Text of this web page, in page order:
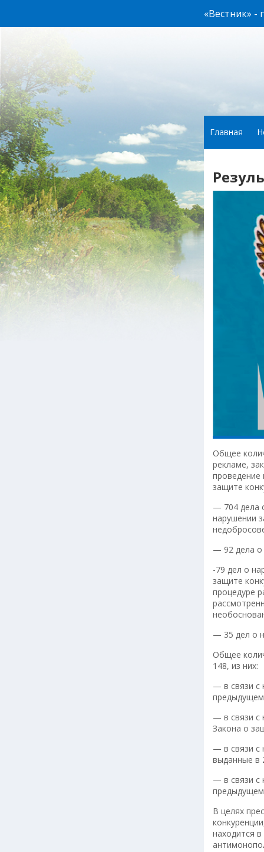
«Вестник» -
Главная
Общее
рекламе,
проведение
защите
— 704 дела
нарушении
— 92 дела о
-79 дел о
защите
процедуре
— 35 дел о
Общее
148, из них:
— в связи с
— в связи с
Закона о
— в связи с
выданные в
— в связи с
В целях
находится